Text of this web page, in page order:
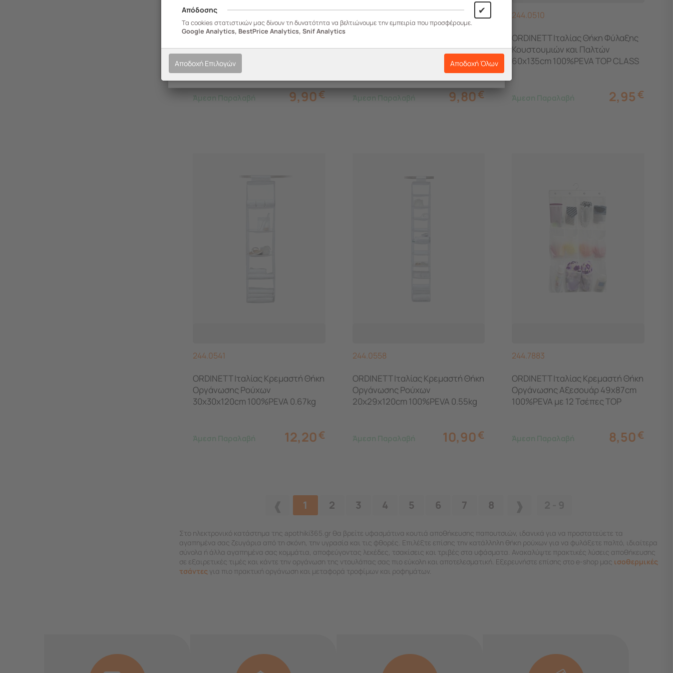
244.1014
ORDINETT Ιταλίας Κουτί
Αποθήκευσης Ρούχων
28.5x28.5x28.5cm Πολυεστέρας
23lt 0.46kg Χωρίς Καπάκι CUBE
LINETTE Μπεζ
Άμεση Παραλαβή 9,90€
Οργάνωσης Συρταριού
30.5x30.5x10cm Πολυεστέρας
0.27kg DIVIDER MODULAR
LINETTE Μπεζ
Άμεση Παραλαβή 9,80€
244.0510
ORDINETT Ιταλίας Θήκη Φύλαξης
Κουστουμιών και Παλτών
60x135cm 100%PEVA TOP CLASS
Άμεση Παραλαβή 2,95 €
244.0541
ORDINETT Ιταλίας Κρεμαστή Θήκη
Οργάνωσης Ρούχων
30x30x120cm 100%PEVA 0.67kg
Άμεση Παραλαβή 12,20€
244.0558
ORDINETT Ιταλίας Κρεμαστή Θήκη
Οργάνωσης Ρούχων
20x29x120cm 100%PEVA 0.55kg
Άμεση Παραλαβή 10,90€
244.7883
ORDINETT Ιταλίας Κρεμαστή Θήκη
Οργάνωσης Αξεσουάρ 49x87cm
100%PEVA με 12 Τσέπες TOP
Άμεση Παραλαβή 8,50€
1 2 3 4 5 6 7 8
Στο ηλεκτρονικό κατάστημα της apothiki365.gr θα βρείτε υφασμάτινα κουτιά αποθήκευσης παπουτσιών, ιδανικά για να προστατεύετε τα
αγαπημένα σας ζευγάρια από τη σκόνη, την υγρασία και τις φθορές. Επιλέξτε επίσης την κατάλληλη θήκη ρούχων για να φυλάξετε παλτό, ιδιαίτερα
σύνολα ή άλλα αγαπημένα σας κομμάτια, αποφεύγοντας λεκέδες, τσακίσεις και τριβές στα υφάσματα. Ανακαλύψτε πρακτικές λύσεις αποθήκευσης
σε εξαιρετικές τιμές και κάντε την οργάνωση της ντουλάπας σας πιο εύκολη και αποτελεσματική. Εξερευνήστε επίσης στο e-shop μας ισοθερμικές
τσάντες για πιο πρακτική οργάνωση και μεταφορά τροφίμων και ροφημάτων.
Απόδοσης ✔
Τα cookies στατιστικών μας δίνουν τη δυνατότητα να βελτιώνουμε την εμπειρία που προσφέρουμε.
Google Analytics, BestPrice Analytics, Snif Analytics
Αποδοχή Επιλογών Αποδοχή Όλων